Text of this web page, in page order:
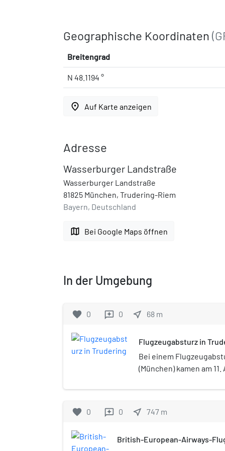
Geographische Koordinaten
Breitengrad
N 48.1194 °
place Auf Karte anzeigen
Adresse
Wasserburger Landstraße
Wasserburger Landstraße
81825 München, Trudering-Riem
Bayern, Deutschland
map Bei Google Maps öffnen
In der Umgebung
favorite 0 reviews 0 near_me 68 m
Flugzeugabsturz in
Bei einem
(München) kamen am
favorite 0 reviews 0 near_me 747 m
British-European-Airways-